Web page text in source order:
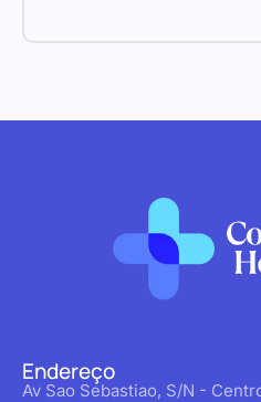
Endereço
Av Sao Sebastiao, S/N -